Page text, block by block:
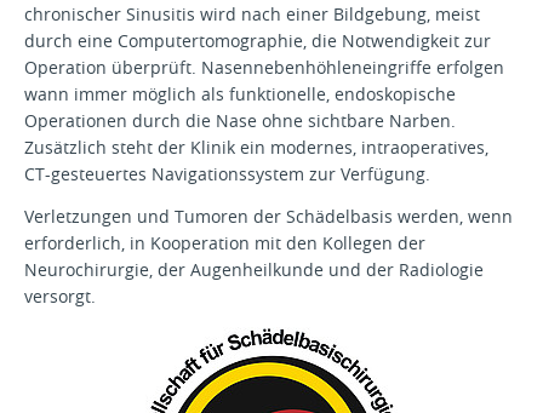
chronischer Sinusitis wird nach einer Bildgebung, meist
durch eine Computertomographie, die Notwendigkeit zur
Operation überprüft. Nasennebenhöhleneingriffe erfolgen
wann immer möglich als funktionelle, endoskopische
Operationen durch die Nase ohne sichtbare Narben.
Zusätzlich steht der Klinik ein modernes, intraoperatives,
CT-gesteuertes Navigationssystem zur Verfügung.
Verletzungen und Tumoren der Schädelbasis werden, wenn
erforderlich, in Kooperation mit den Kollegen der
Neurochirurgie, der Augenheilkunde und der Radiologie
versorgt.